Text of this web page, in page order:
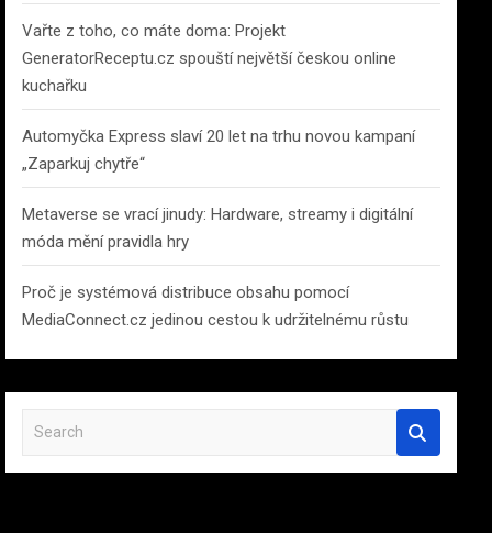
Vařte z toho, co máte doma: Projekt
GeneratorReceptu.cz spouští největší českou online
kuchařku
Automyčka Express slaví 20 let na trhu novou kampaní
„Zaparkuj chytře“
Metaverse se vrací jinudy: Hardware, streamy i digitální
móda mění pravidla hry
Proč je systémová distribuce obsahu pomocí
MediaConnect.cz jedinou cestou k udržitelnému růstu
a